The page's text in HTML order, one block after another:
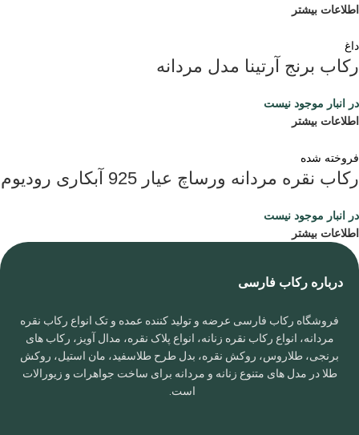
اطلاعات بیشتر
داغ
رکاب برنج آرتینا مدل مردانه
در انبار موجود نیست
اطلاعات بیشتر
فروخته شده
رکاب نقره مردانه ورساچ عیار 925 آبکاری رودیوم
در انبار موجود نیست
اطلاعات بیشتر
درباره رکاب فارسی
فروشگاه رکاب فارسی عرضه و تولید کننده عمده و تک انواع رکاب نقره
مردانه، انواع رکاب نقره زنانه، انواع پلاک نقره، مدال آویز، رکاب های
برنجی، طلاروس، روکش نقره، بدل طرح طلاسفید، مان استیل، روکش
طلا در مدل های متنوع زنانه و مردانه برای ساخت جواهرات و زیورالات
است.